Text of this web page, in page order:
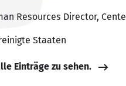
Resources Director,
Staaten
Einträge zu sehen.